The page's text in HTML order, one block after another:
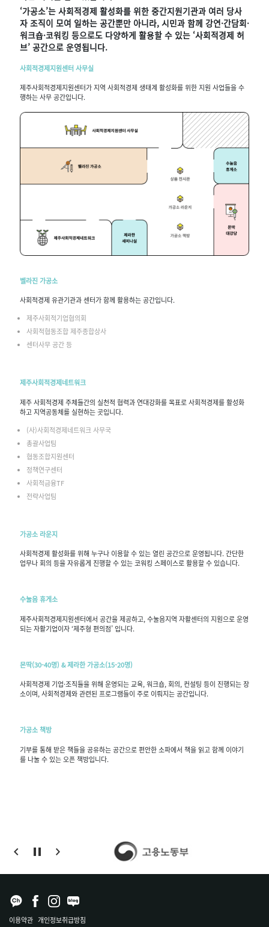
‘가공소’는 사회적경제 활성화를 위한 중간지원기관과 여러 당사
자 조직이 모여 일하는 공간뿐만 아니라, 시민과 함께 강연·간담회·
워크숍·코워킹 등으로도 다양하게 활용할 수 있는 ‘사회적경제 허
브’ 공간으로 운영됩니다.
사회적경제지원센터 사무실
제주사회적경제지원센터가 지역 사회적경제 생태계 활성화를 위한 지원 사업들을 수
행하는 사무 공간입니다.
벨라진 가공소
사회적경제 유관기관과 센터가 함께 활용하는 공간입니다.
제주사회적기업협의회
사회적협동조합 제주종합상사
센터사무 공간 등
제주사회적경제네트워크
제주 사회적경제 주체들간의 실천적 협력과 연대강화를 목표로 사회적경제를 활성화
하고 지역공동체를 실현하는 곳입니다.
(사)사회적경제네트워크 사무국
총괄사업팀
협동조합지원센터
정책연구센터
사회적금융TF
전략사업팀
가공소 라운지
사회적경제 활성화를 위해 누구나 이용할 수 있는 열린 공간으로 운영됩니다. 간단한
업무나 회의 등을 자유롭게 진행할 수 있는 코워킹 스페이스로 활용할 수 있습니다.
수눌음 휴게소
제주사회적경제지원센터에서 공간을 제공하고, 수눌음지역 자활센터의 지원으로 운영
되는 자활기업이자 ‘제주형 편의점’ 입니다.
몬딱(30-40명) & 제라한 가공소(15-20명)
사회적경제 기업·조직들을 위해 운영되는 교육, 워크숍, 회의, 컨설팅 등이 진행되는 장
소이며, 사회적경제와 관련된 프로그램들이 주로 이뤄지는 공간입니다.
가공소 책방
기부를 통해 받은 책들을 공유하는 공간으로 편안한 소파에서 책을 읽고 함께 이야기
를 나눌 수 있는 오픈 책방입니다.
이용약관 개인정보취급방침